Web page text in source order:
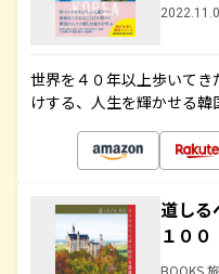
世界を４０年以上歩いて
けする、人生を輝かせる
道しる
１００
BOOKS